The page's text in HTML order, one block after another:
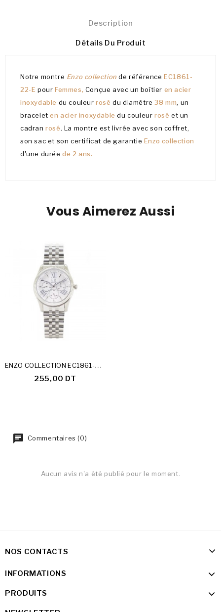
Description
Détails Du Produit
Notre montre Enzo collection de référenceEC1861-
22-E pourFemmes, Conçue avec un boîtier en acier
inoxydable du couleurrosédu diamètre38 mm, un
braceleten acier inoxydabledu couleurroséet un
cadran rosé. La montre est livrée avec son coffret,
son sac et son certificat de garantie Enzo collection
d'une duréede 2 ans.
Vous Aimerez Aussi
E
NZO COLLECTION EC1861-22-A
255,00 DT
Commentaires (0)
Aucun avis n'a été publié pour le moment.
NOS CONTACTS
INFORMATIONS
PRODUITS